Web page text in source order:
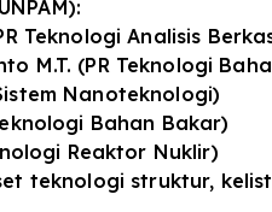
Teknologi Analisis
M.T. (PR Teknologi
Nanoteknologi)
Bahan Bakar)
Reaktor Nuklir)
teknologi struktur,